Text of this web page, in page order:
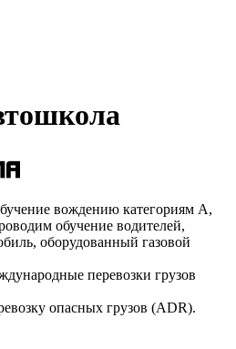
вождению категориям А,
обучение водителей,
оборудованный газовой
перевозки грузов
опасных грузов (АDR).